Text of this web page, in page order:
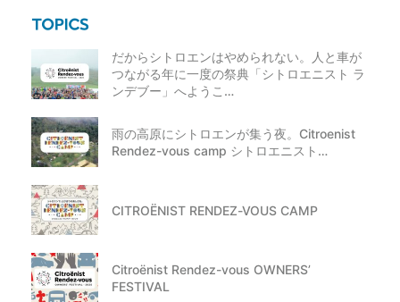
だからシトロエンはやめられない。人と車が
つながる年に一度の祭典「シトロエニスト ラ
ンデブー」へようこ…
雨の高原にシトロエンが集う夜。Citroenist
Rendez-vous camp シトロエニスト…
CITROËNIST RENDEZ-VOUS CAMP
Citroënist Rendez-vous OWNERS’
FESTIVAL